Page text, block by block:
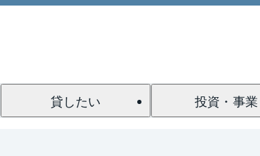
貸したい 投資・事業